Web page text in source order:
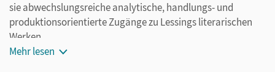
sie abwechslungsreiche analytische, handlungs- und
produktionsorientierte Zugänge zu Lessings literarischen
Werken.
Mehr lesen